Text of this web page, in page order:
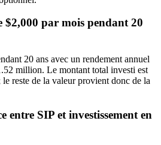
$2,000 par mois pendant 20
20 ans avec un rendement annuel
million. Le montant total investi est
reste de la valeur provient donc de la
entre SIP et investissement en